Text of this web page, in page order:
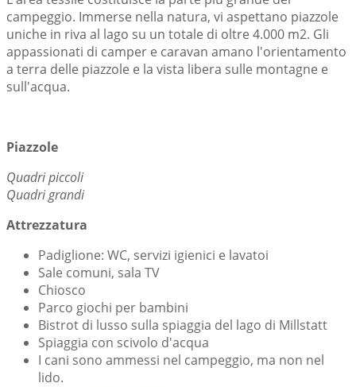
campeggio. Immerse nella natura, vi aspettano piazzole
uniche in riva al lago su un totale di oltre 4.000 m2. Gli
appassionati di camper e caravan amano l'orientamento
a terra delle piazzole e la vista libera sulle montagne e
sull'acqua.
Piazzole
Quadri piccoli
Quadri grandi
Attrezzatura
Padiglione: WC, servizi igienici e lavatoi
Sale comuni, sala TV
Chiosco
Parco giochi per bambini
Bistrot di lusso sulla spiaggia del lago di Millstatt
Spiaggia con scivolo d'acqua
I cani sono ammessi nel campeggio, ma non nel
lido.